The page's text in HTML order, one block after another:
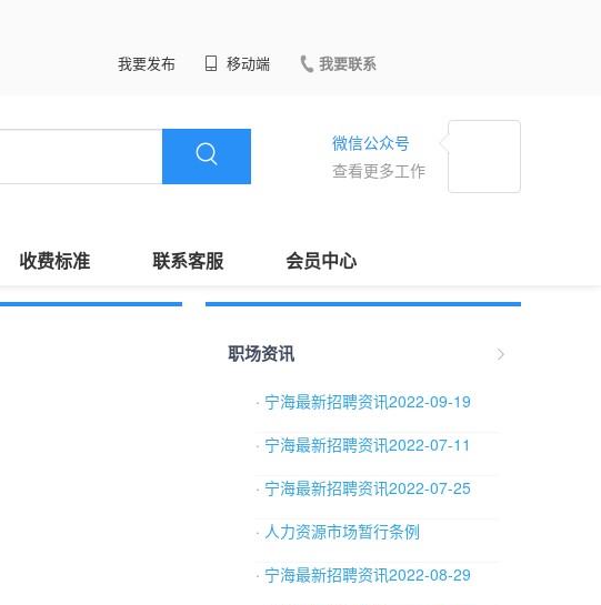
我要发布
移动端 我要联系
微信公众号
查看更多工作
收费标准 联系客服 会员中心
职场资讯
· 宁海最新招聘资讯2022-09-19
· 宁海最新招聘资讯2022-07-11
· 宁海最新招聘资讯2022-07-25
· 人力资源市场暂行条例
· 宁海最新招聘资讯2022-08-29